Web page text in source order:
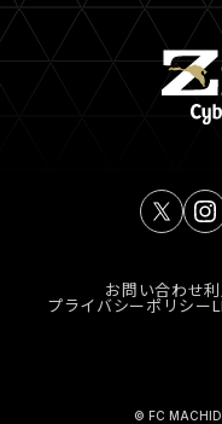
お問い合わせ
プライバシーポリシー
© FC